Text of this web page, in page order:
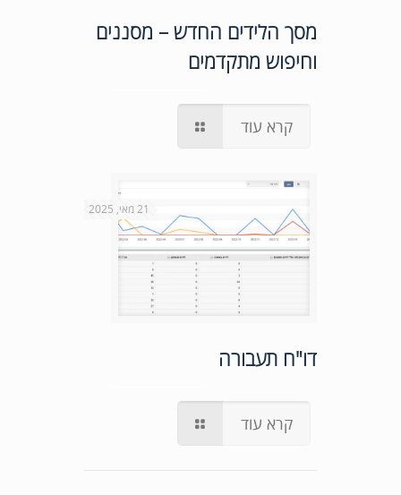
מסך הלידים החדש – מסננים
וחיפוש מתקדמים
קרא עוד
21 מאי, 2025
דו"ח תעבורה
קרא עוד